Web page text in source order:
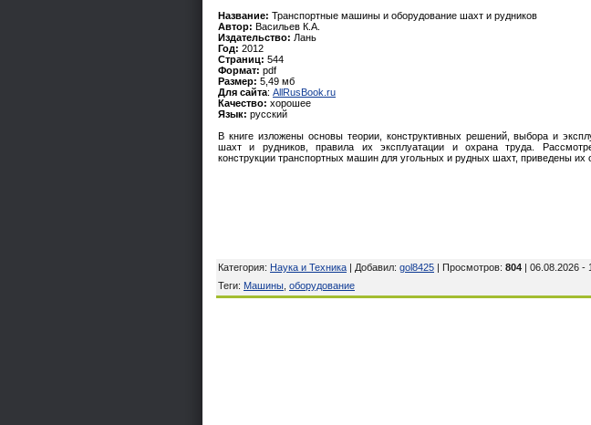
Название: Транспортные машины и оборудование шахт и рудников
Автор: Васильев К.А.
Издательство: Лань
Год: 2012
Страниц: 544
Формат: pdf
Размер: 5,49 мб
Для сайта: AllRusBook.ru
Качество: хорошее
Язык: русский
В книге изложены основы теории, конструктивных решений, выбора и
шахт и рудников, правила их эксплуатации и охрана труда.
конструкции транспортных машин для угольных и рудных шахт, приведены их
Категория: Наука и Техника | Добавил: gol8425 | Просмотров: 804 | 06.08.2026 -
Теги: Машины оборудование